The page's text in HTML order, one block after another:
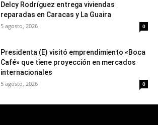
Delcy Rodríguez entrega viviendas
reparadas en Caracas y La Guaira
5 agosto, 2026 0
Presidenta (E) visitó emprendimiento «Boca
Café» que tiene proyección en mercados
internacionales
5 agosto, 2026 0